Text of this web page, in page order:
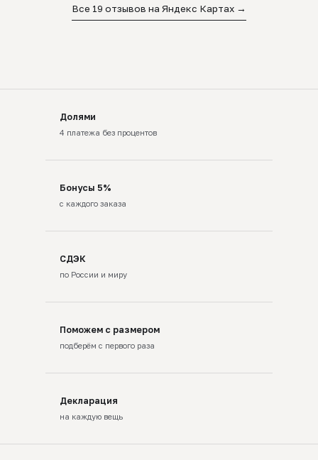
Все 19 отзывов на Яндекс Картах →
Долями
4 платежа без процентов
Бонусы 5%
с каждого заказа
СДЭК
по России и миру
Поможем с размером
подберём с первого раза
Декларация
на каждую вещь